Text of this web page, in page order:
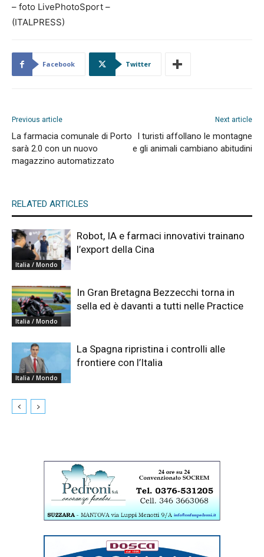
– foto LivePhotoSport –
(ITALPRESS)
Facebook Twitter
Previous article
La farmacia comunale di Porto
sarà 2.0 con un nuovo
magazzino automatizzato
Next article
I turisti affollano le montagne
e gli animali cambiano abitudini
RELATED ARTICLES
Italia / Mondo
Robot, IA e farmaci innovativi trainano
l’export della Cina
Italia / Mondo
In Gran Bretagna Bezzecchi torna in
sella ed è davanti a tutti nelle Practice
Italia / Mondo
La Spagna ripristina i controlli alle
frontiere con l’Italia